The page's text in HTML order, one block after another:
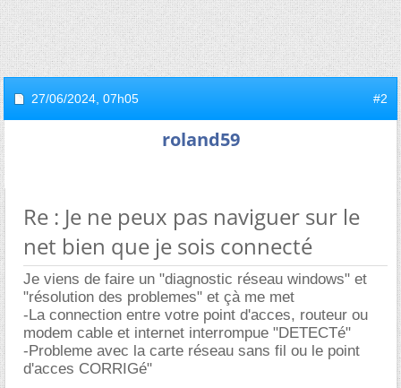
27/06/2024, 07h05 #2
roland59
Re : Je ne peux pas naviguer sur le
net bien que je sois connecté
Je viens de faire un "diagnostic réseau windows" et
"résolution des problemes" et çà me met
-La connection entre votre point d'acces, routeur ou
modem cable et internet interrompue "DETECTé"
-Probleme avec la carte réseau sans fil ou le point
d'acces CORRIGé"